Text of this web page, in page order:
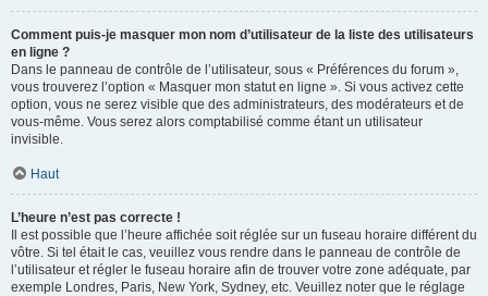
Comment puis-je masquer mon nom d’utilisateur de la liste des utilisateurs
en ligne ?
Dans le panneau de contrôle de l’utilisateur, sous « Préférences du forum »,
vous trouverez l’option « Masquer mon statut en ligne ». Si vous activez cette
option, vous ne serez visible que des administrateurs, des modérateurs et de
vous-même. Vous serez alors comptabilisé comme étant un utilisateur
invisible.
Haut
L’heure n’est pas correcte !
Il est possible que l’heure affichée soit réglée sur un fuseau horaire différent du
vôtre. Si tel était le cas, veuillez vous rendre dans le panneau de contrôle de
l’utilisateur et régler le fuseau horaire afin de trouver votre zone adéquate, par
exemple Londres, Paris, New York, Sydney, etc. Veuillez noter que le réglage